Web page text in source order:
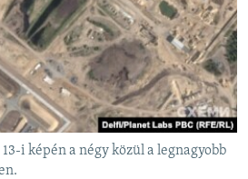
i képén a négy közül a legnagyobb